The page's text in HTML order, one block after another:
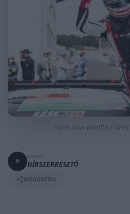
Fotó: Xavi Bonilla / DPPI
H HÍRSZERKESZTŐ
MEGOSZTÁS